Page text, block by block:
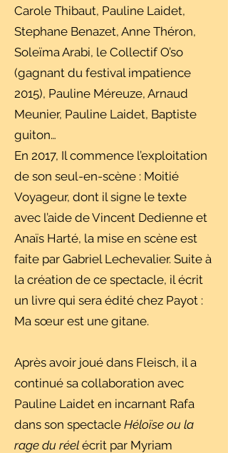
Carole Thibaut, Pauline Laidet,
Stephane Benazet, Anne Théron,
Soleïma Arabi, le Collectif O’so
(gagnant du festival impatience
2015), Pauline Méreuze, Arnaud
Meunier, Pauline Laidet, Baptiste
guiton…
En 2017, Il commence l’exploitation
de son seul-en-scène : Moitié
Voyageur, dont il signe le texte
avec l’aide de Vincent Dedienne et
Anaïs Harté, la mise en scène est
faite par Gabriel Lechevalier. Suite à
la création de ce spectacle, il écrit
un livre qui sera édité chez Payot :
Ma sœur est une gitane.
Après avoir joué dans Fleisch, il a
continué sa collaboration avec
Pauline Laidet en incarnant Rafa
dans son spectacle Héloïse ou la
rage du réel écrit par Myriam